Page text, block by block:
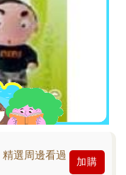
選周邊看過
加購